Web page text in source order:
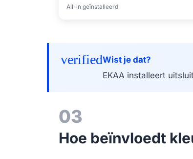
All-in geïnstalleerd
verifiedWist je dat?
EKAA installeert
03
Hoe beïnvloedt